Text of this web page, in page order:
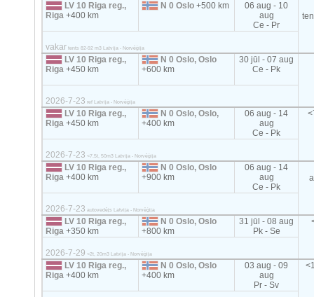
LV 10 Riga reg.,
Riga+400 km
N 0 Oslo+500 km
06 aug - 10
aug
Ce - Pr
vakar tents 82-92 m3 Latvija - Norvēģija
LV 10 Riga reg.,
Riga+450 km
N 0 Oslo, Oslo
+600 km
30 jūl - 07 aug
Ce - Pk
2026-7-23 ref Latvija - Norvēģija
LV 10 Riga reg.,
Riga+450 km
N 0 Oslo, Oslo,
+400 km
06 aug - 14
aug
Ce - Pk
2026-7-23 <7.5t, 50m3 Latvija - Norvēģija
LV 10 Riga reg.,
Riga+400 km
N 0 Oslo, Oslo
+900 km
06 aug - 14
aug
Ce - Pk
2026-7-23 autovedējs Latvija - Norvēģija
LV 10 Riga reg.,
Riga+350 km
N 0 Oslo, Oslo
+800 km
31 jūl - 08 aug
Pk - Se
2026-7-29 <2t, 20m3 Latvija - Norvēģija
LV 10 Riga reg.,
Riga+400 km
N 0 Oslo, Oslo
+400 km
03 aug - 09
aug
Pr - Sv